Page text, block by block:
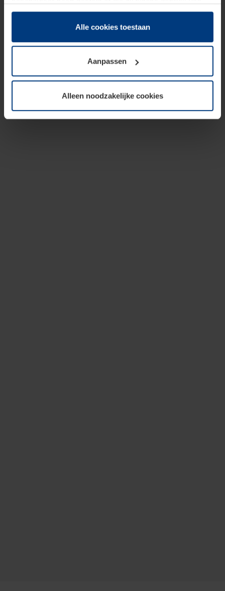
hun diensten hebben verzameld.
Juridisch hebben wij het recht om cookies op uw
van deze pagina's absoluut vereist is. Voor alle andere
soorten cookies is uw toestemming benodigd. Uw
toestemming kunt u op elk moment bij de uitleg van de
wijzigen of herroepen.
Alle cookies toestaan
Aanpassen
Alleen noodzakelijke cookies